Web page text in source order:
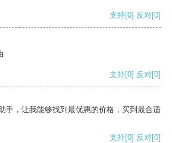
支持[0] 反对[0]
支持[0] 反对[0]
手，让我能够找到最优惠的价格，买到最合适
支持[0] 反对[0]